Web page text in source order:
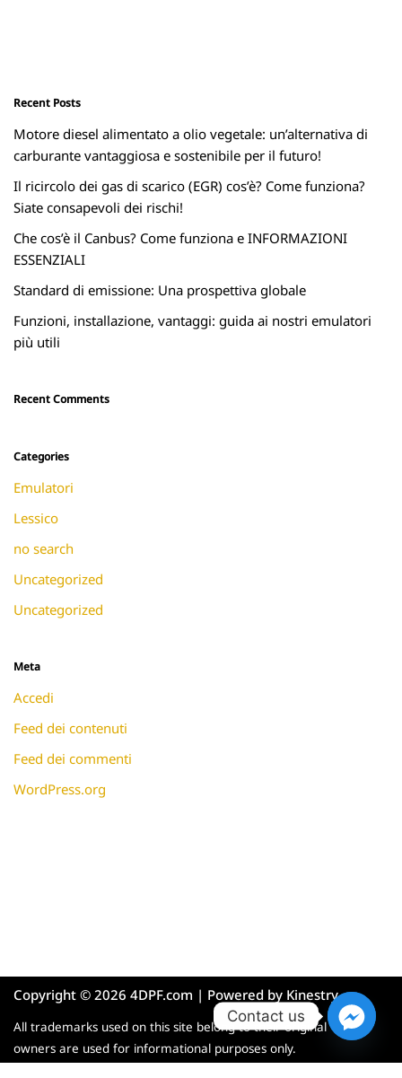
Recent Posts
Motore diesel alimentato a olio vegetale: un’alternativa di
carburante vantaggiosa e sostenibile per il futuro!
Il ricircolo dei gas di scarico (EGR) cos’è? Come funziona?
Siate consapevoli dei rischi!
Che cos’è il Canbus? Come funziona e INFORMAZIONI
ESSENZIALI
Standard di emissione: Una prospettiva globale
Funzioni, installazione, vantaggi: guida ai nostri emulatori
più utili
Recent Comments
Categories
Emulatori
Lessico
no search
Uncategorized
Uncategorized
Meta
Accedi
Feed dei contenuti
Feed dei commenti
WordPress.org
Copyright © 2026 4DPF.com | Powered by Kinestry
All trademarks used on this site belong to their original
owners are used for informational purposes only.
Contact us